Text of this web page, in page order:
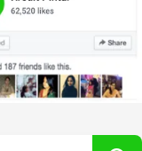
Hidup
Sukses